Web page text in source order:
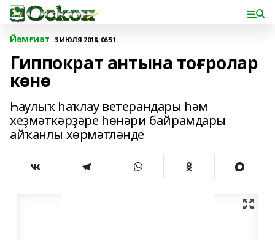
Йәмғиәт 3 ИЮЛЯ 2018, 06:51
Гиппократ антына тоғролар
көнө
Һаулыҡ һаҡлау ветерандары һәм
хеҙмәткәрҙәре һөнәри байрамдары
айҡанлы хөрмәтләнде